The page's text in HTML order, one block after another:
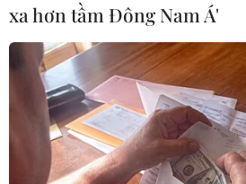
Riêng đô thị, Thông tư số 15/
Xây dựng quy định khu dân
phải xây dựng hệ thống thu
thải riêng biệt với hệ thống
tổ chức đấu nối, thu gom và
thải, đáp ứng nhu cầu thoát
xa hơn tầm Đông Nam Á'